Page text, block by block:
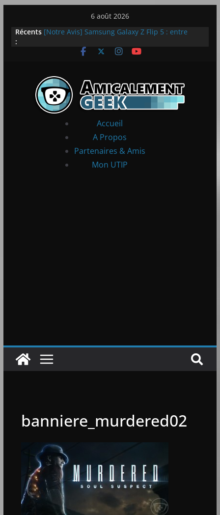
contenu
6 août 2026
Récents
:
[Notre Avis] Samsung Galaxy Z Flip 5 : entre
[PS5] New World Aeternum [Notre Avis]
LEGO dévoile la LEGO Technic McLaren P1
Accueil
A Propos
Partenaires & Amis
Mon UTIP
banniere_murdered02